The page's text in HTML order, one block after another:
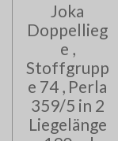
Joka
Doppellieg
e ,
Stoffgrupp
e 74 , Perla
359/5 in 2
Liegelänge